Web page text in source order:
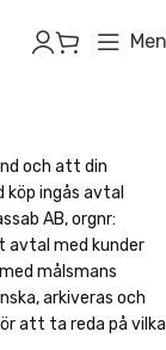
och att din
ingås avtal
AB, orgnr:
avtal med kunder
målsmans
arkiveras och
att ta reda på vilka